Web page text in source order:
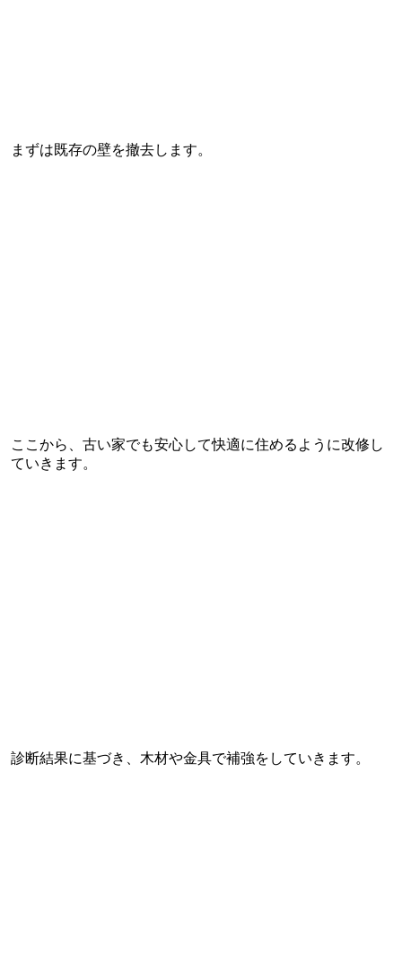
まずは既存の壁を撤去します。
ここから、古い家でも安心して快適に住めるように改修し
ていきます。
診断結果に基づき、木材や金具で補強をしていきます。